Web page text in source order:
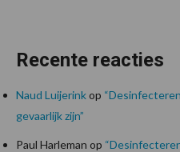
Recente reacties
Naud Luijerinkop
gevaarlijk zijn”
Paul Harleman op